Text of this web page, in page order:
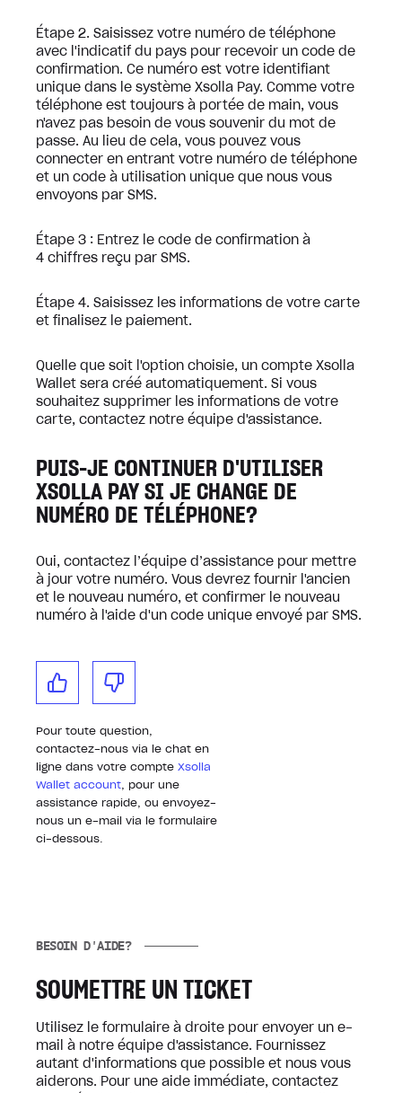
Étape 2. Saisissez votre numéro de téléphone
avec l'indicatif du pays pour recevoir un code de
confirmation. Ce numéro est votre identifiant
unique dans le système Xsolla Pay. Comme votre
téléphone est toujours à portée de main, vous
n'avez pas besoin de vous souvenir du mot de
passe. Au lieu de cela, vous pouvez vous
connecter en entrant votre numéro de téléphone
et un code à utilisation unique que nous vous
envoyons par SMS.
Étape 3 : Entrez le code de confirmation à
4 chiffres reçu par SMS.
Étape 4. Saisissez les informations de votre carte
et finalisez le paiement.
Quelle que soit l'option choisie, un compte Xsolla
Wallet sera créé automatiquement. Si vous
souhaitez supprimer les informations de votre
carte, contactez notre équipe d'assistance.
PUIS-JE CONTINUER D'UTILISER
XSOLLA PAY SI JE CHANGE DE
NUMÉRO DE TÉLÉPHONE?
Oui, contactez l’équipe d’assistance pour mettre
à jour votre numéro. Vous devrez fournir l'ancien
et le nouveau numéro, et confirmer le nouveau
numéro à l'aide d'un code unique envoyé par SMS.
Pour toute question,
contactez-nous via le chat en
ligne dans votre compte Xsolla
Wallet account , pour une
assistance rapide, ou envoyez-
nous un e-mail via le formulaire
ci-dessous.
BESOIN D'AIDE?
SOUMETTRE UN TICKET
Utilisez le formulaire à droite pour envoyer un e-
mail à notre équipe d'assistance. Fournissez
autant d'informations que possible et nous vous
aiderons. Pour une aide immédiate, contactez